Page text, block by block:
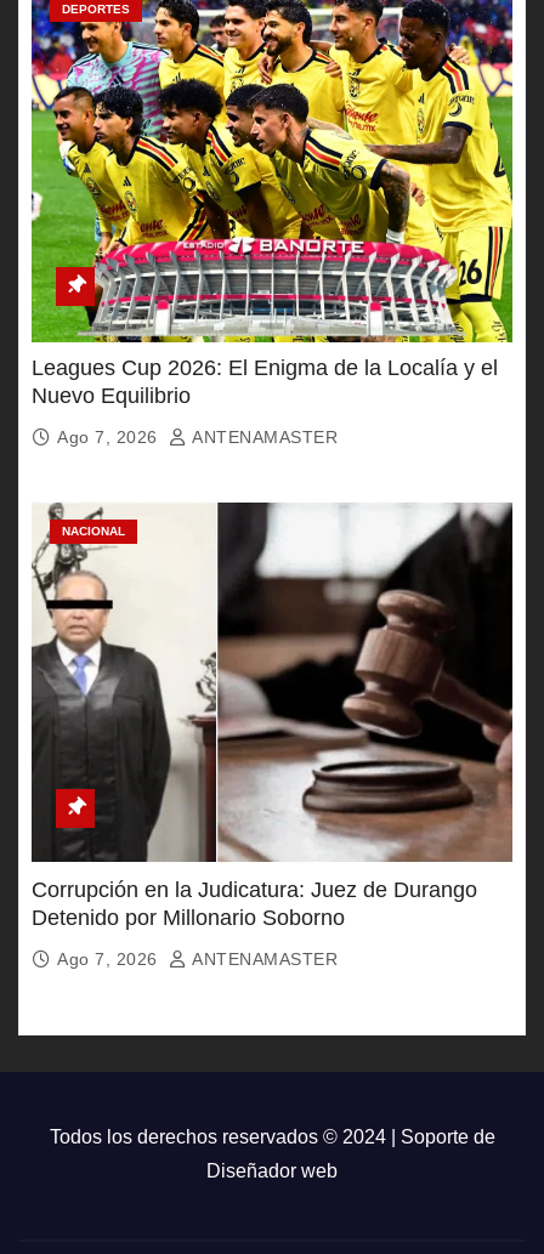
DEPORTES
Leagues Cup 2026: El Enigma de la Localía y el
Nuevo Equilibrio
Ago 7, 2026 ANTENAMASTER
NACIONAL
Corrupción en la Judicatura: Juez de Durango
Detenido por Millonario Soborno
Ago 7, 2026 ANTENAMASTER
Todos los derechos reservados © 2024 | Soporte de
Diseñador web